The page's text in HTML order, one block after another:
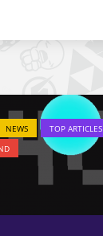
NEWS
TOP ARTICLES